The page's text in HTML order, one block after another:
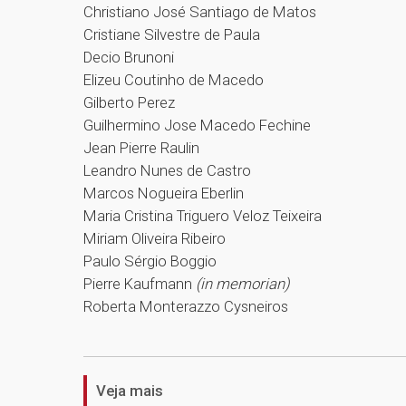
Christiano José Santiago de Matos
Cristiane Silvestre de Paula
Decio Brunoni
Elizeu Coutinho de Macedo
Gilberto Perez
Guilhermino Jose Macedo Fechine
Jean Pierre Raulin
Leandro Nunes de Castro
Marcos Nogueira Eberlin
Maria Cristina Triguero Veloz Teixeira
Miriam Oliveira Ribeiro
Paulo Sérgio Boggio
Pierre Kaufmann (in memorian)
Roberta Monterazzo Cysneiros
Veja mais